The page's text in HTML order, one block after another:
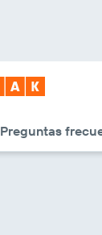
Preguntas